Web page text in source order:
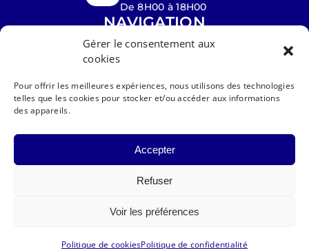
Gérer le consentement aux
cookies
Pour offrir les meilleures expériences, nous utilisons des technologies
telles que les cookies pour stocker et/ou accéder aux informations
des appareils.
Accepter
Refuser
Voir les préférences
Politique de cookiesPolitique de confidentialité
De 8H00 à 18H00
NAVIGATION
ACCUEIL
PEINTURE
PLAQUISTE
NETTOYAGE
RÉALISATIONS
PRO SERVICES
site